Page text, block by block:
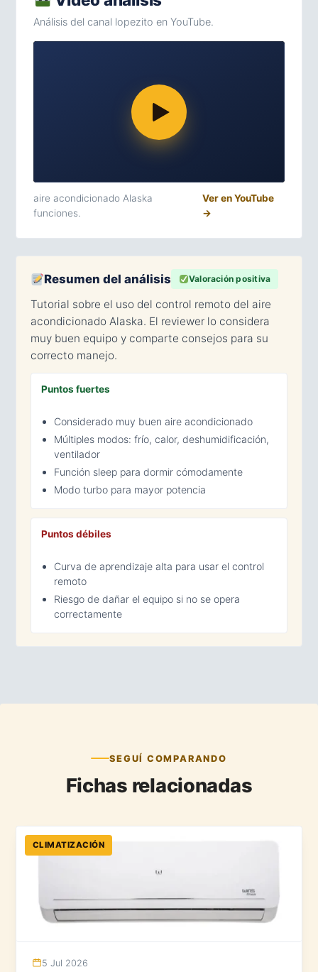
Análisis del canal lopezito en YouTube.
aire acondicionado Alaska
funciones.
Ver en YouTube
→
Resumen del análisis Valoración positiva
Tutorial sobre el uso del control remoto del aire
acondicionado Alaska. El reviewer lo considera
muy buen equipo y comparte consejos para su
correcto manejo.
Puntos fuertes
Considerado muy buen aire acondicionado
Múltiples modos: frío, calor, deshumidificación,
ventilador
Función sleep para dormir cómodamente
Modo turbo para mayor potencia
Puntos débiles
Curva de aprendizaje alta para usar el control
remoto
Riesgo de dañar el equipo si no se opera
correctamente
SEGUÍ COMPARANDO
Fichas relacionadas
CLIMATIZACIÓN
5 Jul 2026